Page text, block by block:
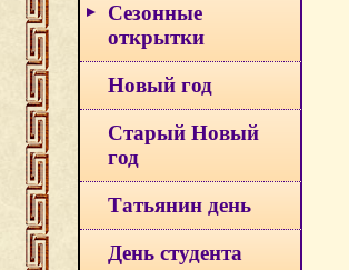
Сезонные
открытки
Новый год
Старый Новый
год
Татьянин день
День студента